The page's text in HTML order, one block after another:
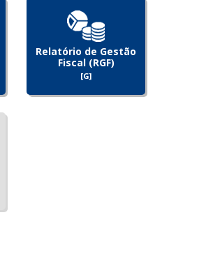
Relatório de Gestão
Fiscal (RGF)
[G]